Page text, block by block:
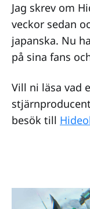
Jag skrev om
veckor sedan
japanska. Nu
på sina fans
Vill ni läsa vad
besök till